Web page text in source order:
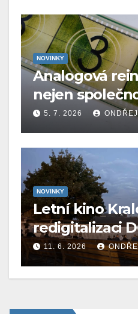
NOVINKY
Analogová
nejen
5. 7. 2026
NOVINKY
Letní kino
redigitalizaci
11. 6. 2026